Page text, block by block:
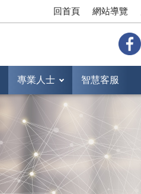
回首頁 網站導覽
專業人士 智慧客服